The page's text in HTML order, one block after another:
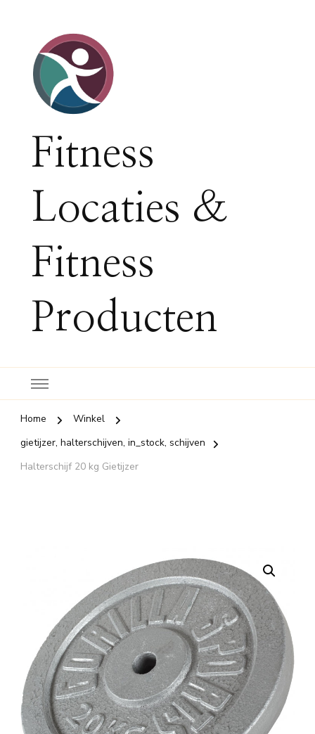
Fitness
Locaties &
Fitness
Producten
Home
Winkel
gietijzer, halterschijven, in_stock, schijven
Halterschijf 20 kg Gietijzer